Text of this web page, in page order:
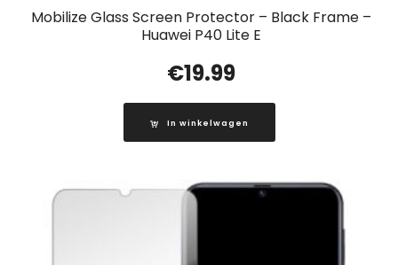
Mobilize Glass Screen Protector – Black Frame –
Huawei P40 Lite E
€19.99
In winkelwagen